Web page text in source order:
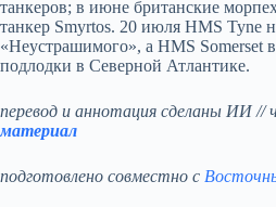
танкеров; в июне британские
танкер Smyrtos. 20 июля HMS Tyne
«Неустрашимого», а HMS Somerset
подлодки в Северной Атлантике.
перевод и аннотация сделаны ИИ //
материал
подготовлено совместно с